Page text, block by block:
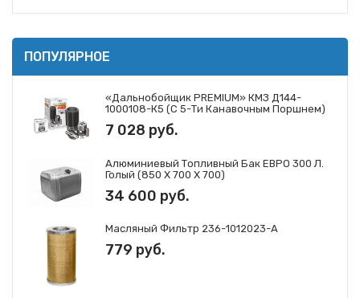
ПОПУЛЯРНОЕ
«Дальнобойщик PREMIUM» КМЗ Д144-
1000108-К5 (с 5-Ти Канавочным Поршнем)
7 028 руб.
Алюминиевый Топливный Бак ЕВРО 300 Л.
Голый (850 Х 700 Х 700)
34 600 руб.
Масляный Фильтр 236-1012023-А
779 руб.